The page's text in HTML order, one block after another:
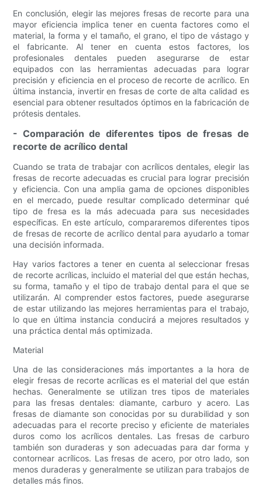
En conclusión, elegir las mejores fresas de recorte para una
mayor eficiencia implica tener en cuenta factores como el
material, la forma y el tamaño, el grano, el tipo de vástago y
el fabricante. Al tener en cuenta estos factores, los
profesionales dentales pueden asegurarse de estar
equipados con las herramientas adecuadas para lograr
precisión y eficiencia en el proceso de recorte de acrílico. En
última instancia, invertir en fresas de corte de alta calidad es
esencial para obtener resultados óptimos en la fabricación de
prótesis dentales.
- Comparación de diferentes tipos de fresas de
recorte de acrílico dental
Cuando se trata de trabajar con acrílicos dentales, elegir las
fresas de recorte adecuadas es crucial para lograr precisión
y eficiencia. Con una amplia gama de opciones disponibles
en el mercado, puede resultar complicado determinar qué
tipo de fresa es la más adecuada para sus necesidades
específicas. En este artículo, compararemos diferentes tipos
de fresas de recorte de acrílico dental para ayudarlo a tomar
una decisión informada.
Hay varios factores a tener en cuenta al seleccionar fresas
de recorte acrílicas, incluido el material del que están hechas,
su forma, tamaño y el tipo de trabajo dental para el que se
utilizarán. Al comprender estos factores, puede asegurarse
de estar utilizando las mejores herramientas para el trabajo,
lo que en última instancia conducirá a mejores resultados y
una práctica dental más optimizada.
Material
Una de las consideraciones más importantes a la hora de
elegir fresas de recorte acrílicas es el material del que están
hechas. Generalmente se utilizan tres tipos de materiales
para las fresas dentales: diamante, carburo y acero. Las
fresas de diamante son conocidas por su durabilidad y son
adecuadas para el recorte preciso y eficiente de materiales
duros como los acrílicos dentales. Las fresas de carburo
también son duraderas y son adecuadas para dar forma y
contornear acrílicos. Las fresas de acero, por otro lado, son
menos duraderas y generalmente se utilizan para trabajos de
detalles más finos.